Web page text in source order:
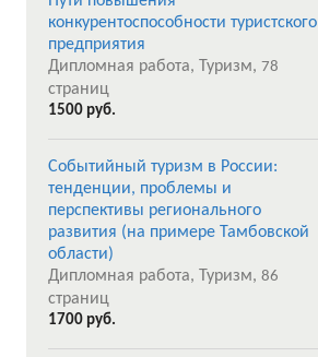
конкурентоспособности туристского
предприятия
Дипломная работа, Туризм, 78
страниц
1500 руб.
Событийный туризм в России:
тенденции, проблемы и
перспективы регионального
развития (на примере Тамбовской
области)
Дипломная работа, Туризм, 86
страниц
1700 руб.